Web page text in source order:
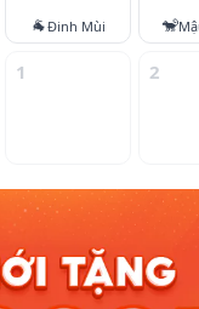
🐐Đinh Mùi 🐒
1 2